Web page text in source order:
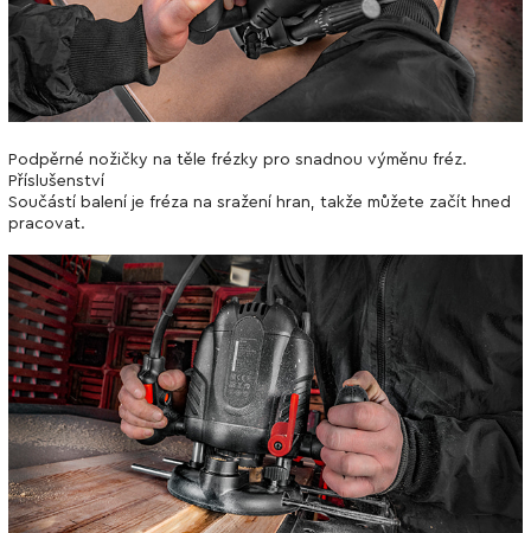
Podpěrné nožičky na těle frézky pro snadnou výměnu fréz.
Příslušenství
Součástí balení je fréza na sražení hran, takže můžete začít hned
pracovat.